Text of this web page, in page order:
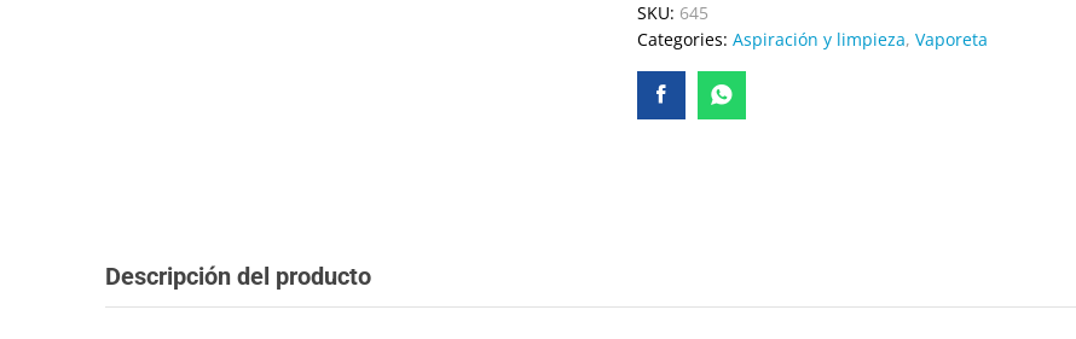
SKU: 645
Categories: Aspiración y limpieza, Vaporeta
Descripción del producto